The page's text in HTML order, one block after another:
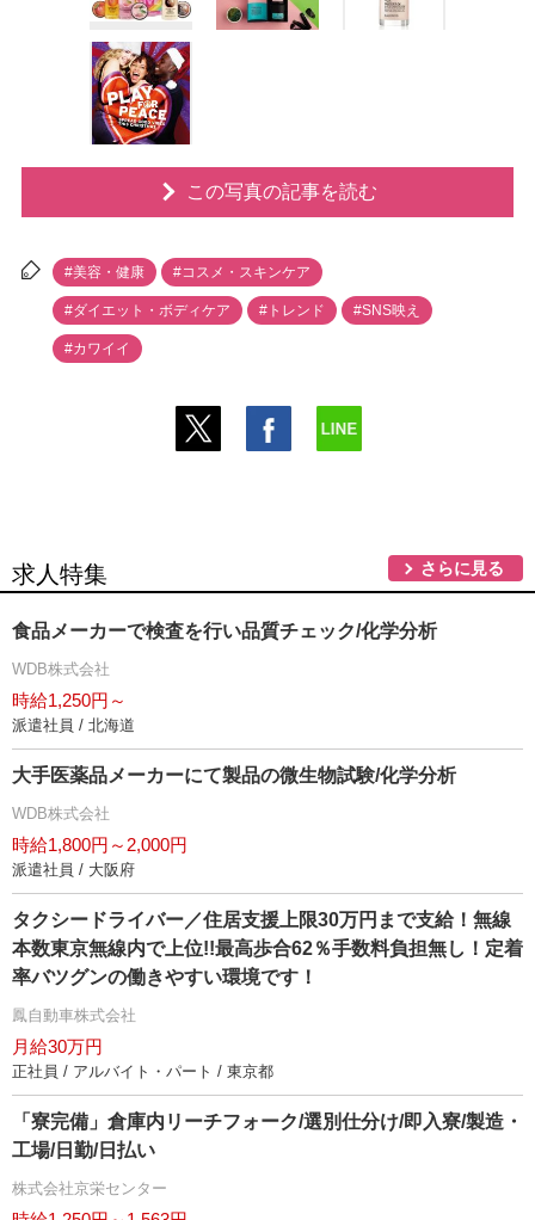
この写真の記事を読む
#美容・健康 #コスメ・スキンケア
#ダイエット・ボディケア #トレンド #SNS映え
#カワイイ
求人特集 さらに見る
食品メーカーで検査を行い品質チェック/化学分析
WDB株式会社
時給1,250円～
派遣社員 / 北海道
大手医薬品メーカーにて製品の微生物試験/化学分析
WDB株式会社
時給1,800円～2,000円
派遣社員 / 大阪府
タクシードライバー／住居支援上限30万円まで支給！無線
本数東京無線内で上位!!最高歩合62％手数料負担無し！定着
率バツグンの働きやすい環境です！
鳳自動車株式会社
月給30万円
正社員 / アルバイト・パート / 東京都
「寮完備」倉庫内リーチフォーク/選別仕分け/即入寮/製造・
工場/日勤/日払い
株式会社京栄センター